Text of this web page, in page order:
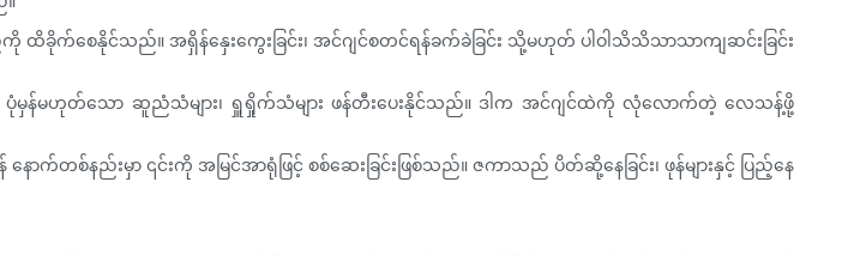
ခိုက်စေနိုင်သည်။ အရှိန်နှေးကွေးခြင်း၊ အင်ဂျင်စတင်ရန်ခက်ခဲခြင်း သို့မဟုတ် ပါဝါသိသိသာသာကျဆင်းခြင်း
န်မဟုတ်သော ဆူညံသံများ၊ ရှူရှိုက်သံများ ဖန်တီးပေးနိုင်သည်။ ဒါက အင်ဂျင်ထဲကို လုံလောက်တဲ့ လေသန့်ဖို့
စ်နည်းမှာ ၎င်းကို အမြင်အာရုံဖြင့် စစ်ဆေးခြင်းဖြစ်သည်။ ဇကာသည် ပိတ်ဆို့နေခြင်း၊ ဖုန်များနှင့် ပြည့်နေ